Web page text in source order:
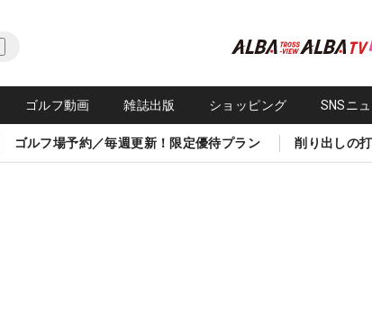
ゴルフ動画 雑誌出版 ショッピング SNSニ
ゴルフ場予約／毎週更新！限定優待プラン 削り出しの